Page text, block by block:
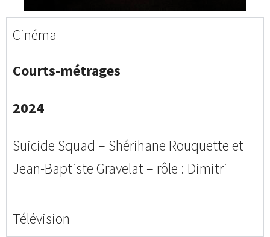
Cinéma
Courts-métrages
2024
Suicide Squad – Shérihane Rouquette et
Jean-Baptiste Gravelat – rôle : Dimitri
Télévision